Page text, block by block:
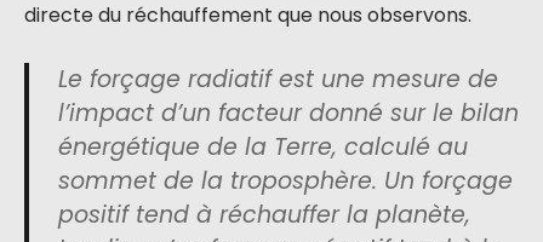
directe du réchauffement que nous observons.
Le forçage radiatif est une mesure de
l’impact d’un facteur donné sur le bilan
énergétique de la Terre, calculé au
sommet de la troposphère. Un forçage
positif tend à réchauffer la planète,